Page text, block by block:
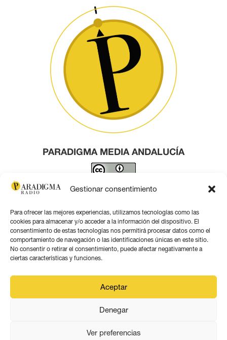
Gestionar consentimiento
Para ofrecer las mejores experiencias, utilizamos tecnologías como las
cookies para almacenar y/o acceder a la información del dispositivo. El
consentimiento de estas tecnologías nos permitirá procesar datos como el
comportamiento de navegación o las identificaciones únicas en este sitio.
No consentir o retirar el consentimiento, puede afectar negativamente a
ciertas características y funciones.
Aceptar
Denegar
Ver preferencias
PARADIGMA MEDIA ANDALUCÍA
Este obra está bajo una licencia de Creative Commons
Contacto por correo
Aviso legal